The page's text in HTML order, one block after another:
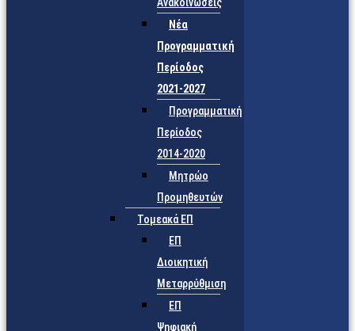
Νέα
Προγραμματική
Περίοδος
2021-2027
Προγραμματική
Περίοδος
2014-2020
Μητρώο
Προμηθευτών
Τομεακά ΕΠ
ΕΠ
Διοικητική
Μεταρρύθμιση
ΕΠ
Ψηφιακή